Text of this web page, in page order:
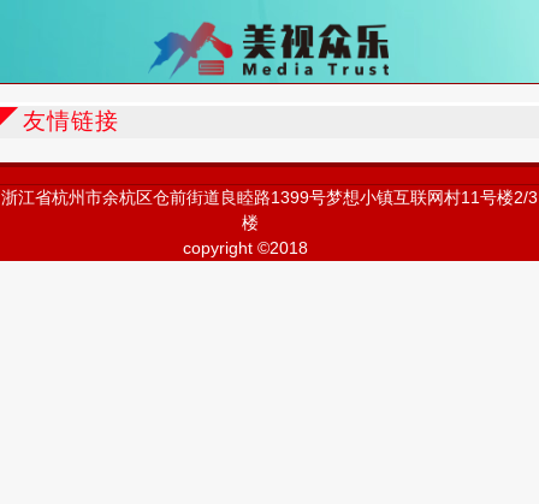
友情链接
浙江省杭州市余杭区仓前街道良睦路1399号梦想小镇互联网村11号楼2/3
楼
copyright ©2018